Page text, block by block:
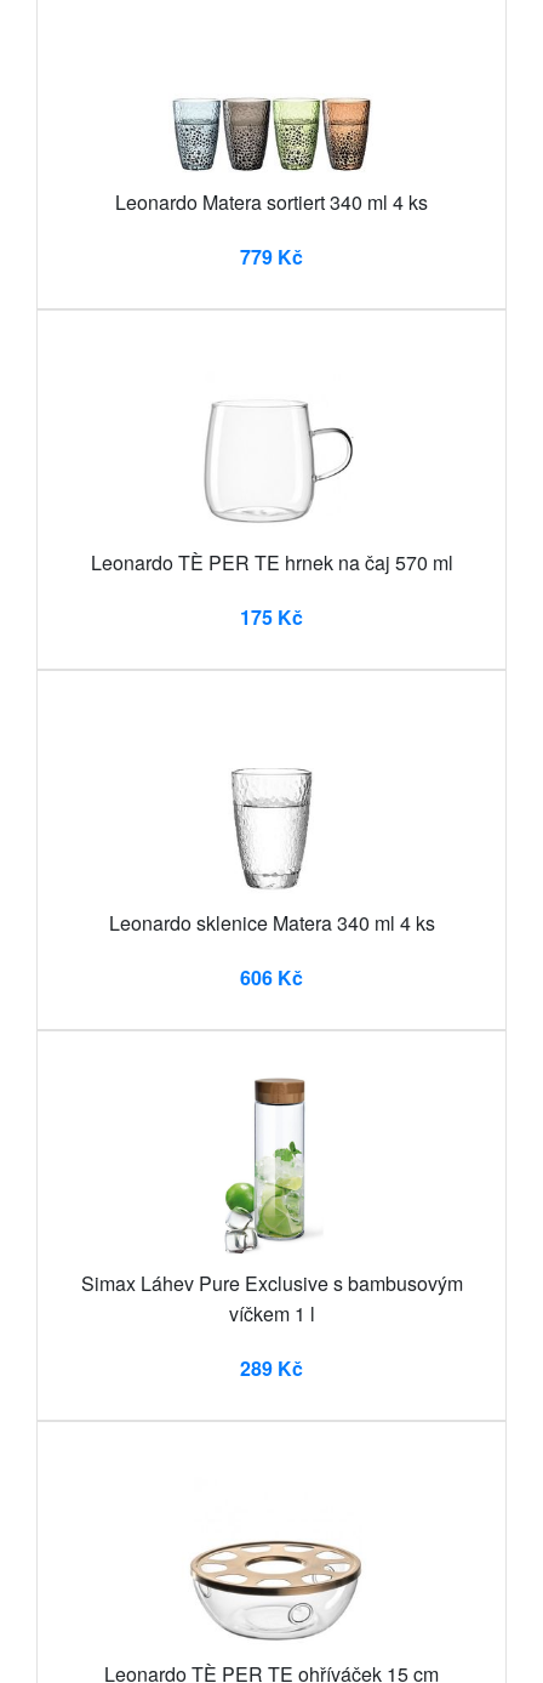
Leonardo Matera sortiert 340 ml 4 ks
779 Kč
Leonardo TÈ PER TE hrnek na čaj 570 ml
175 Kč
Leonardo sklenice Matera 340 ml 4 ks
606 Kč
Simax Láhev Pure Exclusive s bambusovým
víčkem 1 l
289 Kč
Leonardo TÈ PER TE ohříváček 15 cm